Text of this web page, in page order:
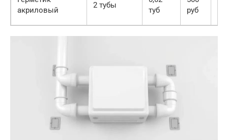
акриловый
2 тубы
туб
руб